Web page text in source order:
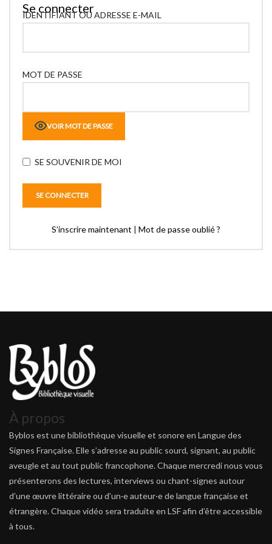
Se connecter
IDENTIFIANT OU ADRESSE E-MAIL
MOT DE PASSE
VOIR MOT DE PASSE
SE SOUVENIR DE MOI
S’inscrire maintenant | Mot de passe oublié ?
À propos
Byblos est une bibliothèque visuelle et sonore en Langue des
Signes Française. Elle s’adresse au public sourd, signant, au public
aveugle et au tout public francophone. Chaque mercredi nous vous
présenterons des lectures, interviews ou chant-signes autour
d’une œuvre littéraire ou d’un·e auteur·e de langue française et
étrangère. Chaque vidéo sera traduite en LSF afin d’être accessible
à tous.